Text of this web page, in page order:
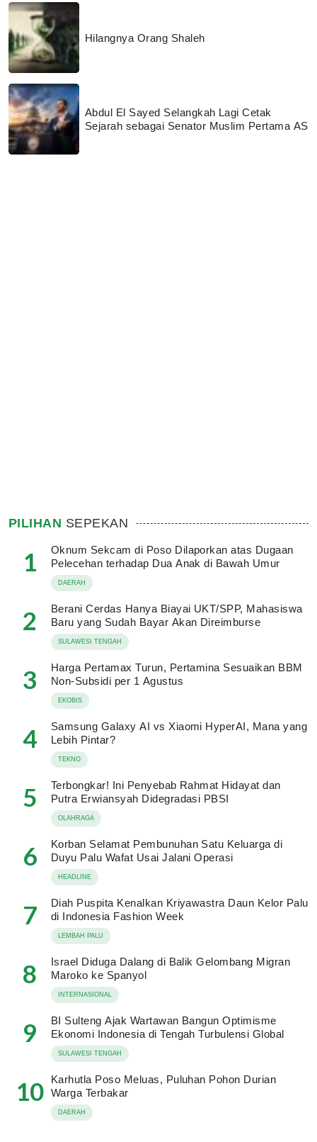
Hilangnya Orang Shaleh
Abdul El Sayed Selangkah Lagi Cetak
Sejarah sebagai Senator Muslim Pertama AS
PILIHAN SEPEKAN
1
Oknum Sekcam di Poso Dilaporkan atas Dugaan
Pelecehan terhadap Dua Anak di Bawah Umur
DAERAH
2
Berani Cerdas Hanya Biayai UKT/SPP, Mahasiswa
Baru yang Sudah Bayar Akan Direimburse
SULAWESI TENGAH
3
Harga Pertamax Turun, Pertamina Sesuaikan BBM
Non-Subsidi per 1 Agustus
EKOBIS
4
Samsung Galaxy AI vs Xiaomi HyperAI, Mana yang
Lebih Pintar?
TEKNO
5
Terbongkar! Ini Penyebab Rahmat Hidayat dan
Putra Erwiansyah Didegradasi PBSI
OLAHRAGA
6
Korban Selamat Pembunuhan Satu Keluarga di
Duyu Palu Wafat Usai Jalani Operasi
HEADLINE
7
Diah Puspita Kenalkan Kriyawastra Daun Kelor Palu
di Indonesia Fashion Week
LEMBAH PALU
8
Israel Diduga Dalang di Balik Gelombang Migran
Maroko ke Spanyol
INTERNASIONAL
9
BI Sulteng Ajak Wartawan Bangun Optimisme
Ekonomi Indonesia di Tengah Turbulensi Global
SULAWESI TENGAH
10
Karhutla Poso Meluas, Puluhan Pohon Durian
Warga Terbakar
DAERAH